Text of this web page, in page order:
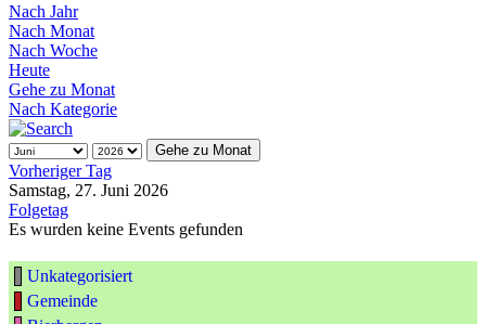
Nach Jahr
Nach Monat
Nach Woche
Heute
Gehe zu Monat
Nach Kategorie
Gehe zu Monat
Vorheriger Tag
Samstag, 27. Juni 2026
Folgetag
Es wurden keine Events gefunden
Unkategorisiert
Gemeinde